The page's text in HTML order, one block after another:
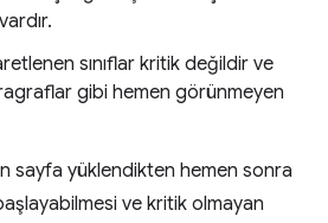
sınıflar kritik değildir ve
gibi hemen görünmeyen
sayfa yüklendikten hemen sonra
ve kritik olmayan